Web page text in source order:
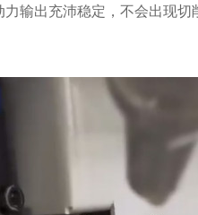
输出充沛稳定，不会出现切